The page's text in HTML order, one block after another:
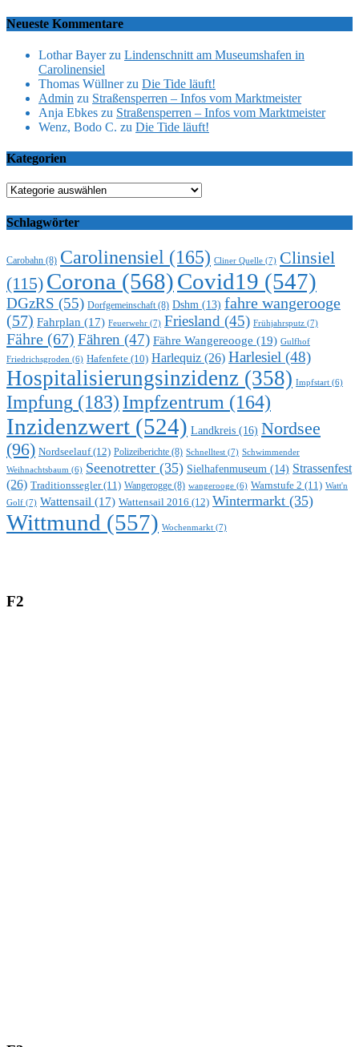
Neueste Kommentare
Lothar Bayerzu Lindenschnitt am Museumshafen in
Carolinensiel
Thomas Wüllnerzu Die Tide läuft!
Admin zu Straßensperren – Infos vom Marktmeister
Anja Ebkes zu Straßensperren – Infos vom Marktmeister
Wenz, Bodo C. zu Die Tide läuft!
Kategorien
Kategorien
Schlagwörter
Carobahn (8) Carolinensiel (165) Cliner Quelle (7) Clinsiel
(115) Corona (568)Covid19 (547)
DGzRS (55) Dorfgemeinschaft(8) Dshm (13) fahre wangerooge
(57) Fahrplan (17) Feuerwehr (7) Friesland (45) Frühjahrsputz (7)
Fähre (67) Fähren (47) Fähre Wangereooge (19) Gulfhof
Friedrichsgroden (6) Hafenfete (10) Harlequiz (26) Harlesiel (48)
Hospitalisierungsinzidenz (358) Impfstart (6)
Impfung (183) Impfzentrum (164)
Inzidenzwert (524) Landkreis (16) Nordsee
(96) Nordseelauf(12) Polizeiberichte (8) Schnelltest (7) Schwimmender
Weihnachtsbaum (6) Seenotretter (35) Sielhafenmuseum (14) Strassenfest
(26) Traditionssegler(11) Wangerogge (8) wangerooge (6) Warnstufe 2 (11) Watt'n
Golf (7) Wattensail (17) Wattensail 2016 (12) Wintermarkt (35)
Wittmund (557) Wochenmarkt (7)
F2